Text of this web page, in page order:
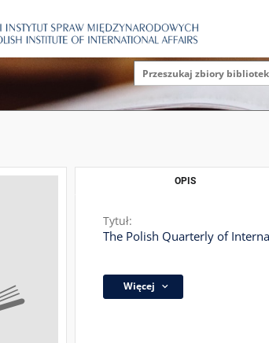
OPIS
Tytuł:
The Polish Quarterly of
Więcej